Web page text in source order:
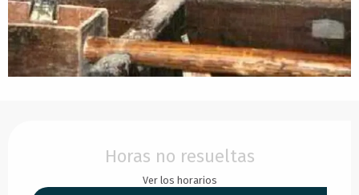
Horas no resueltas
Ver los horarios